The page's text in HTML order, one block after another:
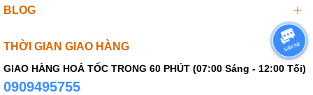
BLOG
THỜI GIAN GIAO HÀNG
GIAO HÀNG HOẢ TỐC TRONG 60 PHÚT (07:00 Sáng - 12:00 Tối)
0909495755